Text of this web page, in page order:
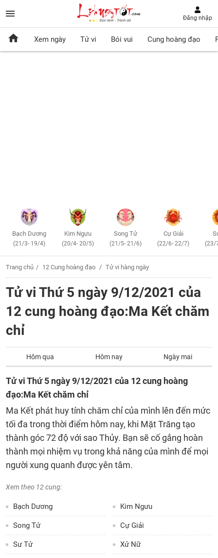
Đăng nhập
Xem ngày Tử vi Bói vui Cung hoàng đạo
Bạch Dương
(21/3- 19/4)
Kim Ngưu
(20/4- 20/5)
Song Tử
(21/5- 21/6)
Cự Giải
(22/6- 22/7) (23/
Trang chủ 12 Cung hoàng đạo Tử vi hàng ngày
Tử vi Thứ 5 ngày 9/12/2021 của
12 cung hoàng đạo:Ma Kết chăm
chỉ
Hôm qua Hôm nay Ngày mai
Tử vi Thứ 5 ngày 9/12/2021 của 12 cung hoàng
đạo:Ma Kết chăm chỉ
Ma Kết phát huy tính chăm chỉ của mình lên đến mức
tối đa trong thời điểm hôm nay, khi Mặt Trăng tạo
thành góc 72 độ với sao Thủy. Bạn sẽ cố gắng hoàn
thành mọi nhiệm vụ trong khả năng của mình để mọi
người xung quanh được yên tâm.
Xem theo 12 cung:
Bạch Dương Kim Ngưu
Song Tử Cự Giải
Sư Tử Xử Nữ